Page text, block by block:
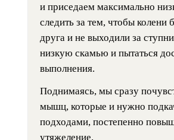
и приседаем максимально
следить за тем, чтобы колени
друга и не выходили за
низкую скамью и пытаться
выполнения.
Поднимаясь, мы сразу
мышц, которые и нужно
подходами, постепенно
утяжеление.